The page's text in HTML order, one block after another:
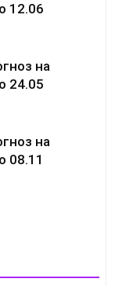
12.06
на
24.05
на
08.11